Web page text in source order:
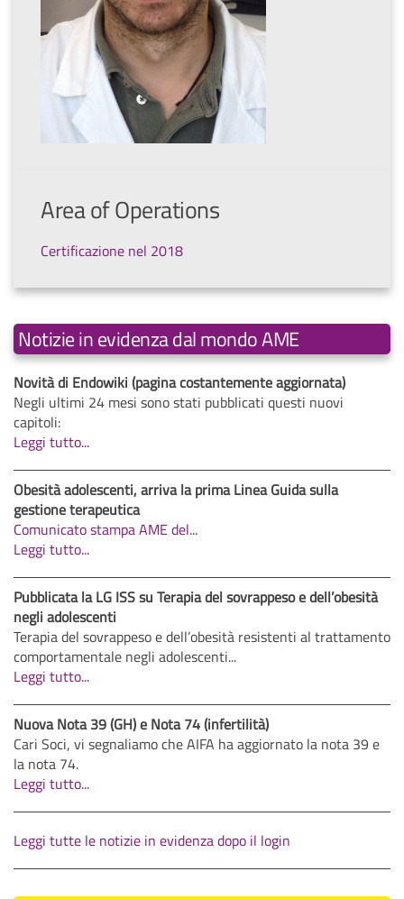
Area of Operations
Certificazione nel 2018
Notizie in evidenza dal mondo AME
Novità di Endowiki (pagina costantemente aggiornata)
Negli ultimi 24 mesi sono stati pubblicati questi nuovi
capitoli:
Leggi tutto...
Obesità adolescenti, arriva la prima Linea Guida sulla
gestione terapeutica
Comunicato stampa AME del...
Leggi tutto...
Pubblicata la LG ISS su Terapia del sovrappeso e dell’obesità
negli adolescenti
Terapia del sovrappeso e dell’obesità resistenti al trattamento
comportamentale negli adolescenti...
Leggi tutto...
Nuova Nota 39 (GH) e Nota 74 (infertilità)
Cari Soci, vi segnaliamo che AIFA ha aggiornato la nota 39 e
la nota 74.
Leggi tutto...
Leggi tutte le notizie in evidenza dopo il login